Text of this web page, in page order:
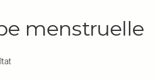
menstruelle